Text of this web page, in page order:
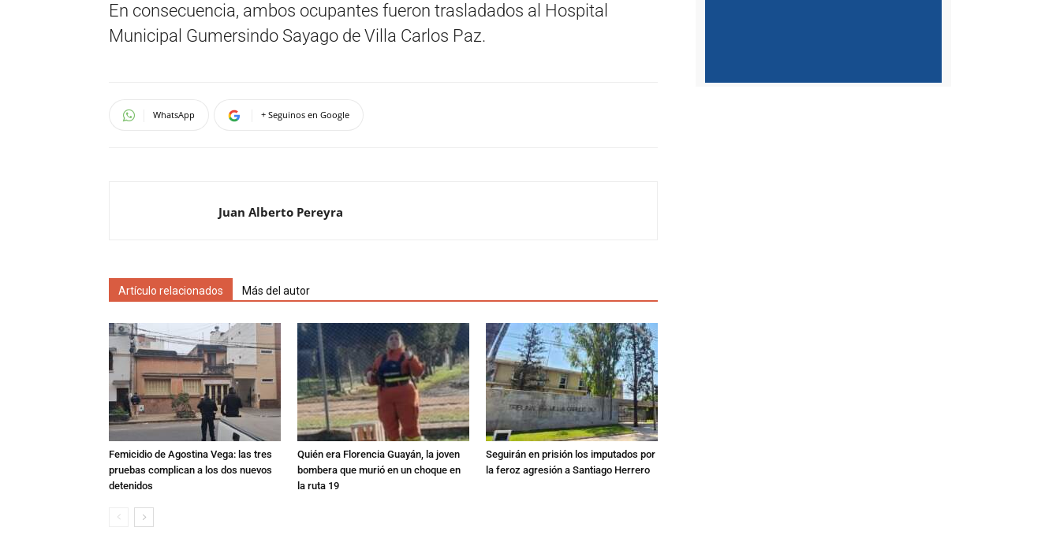
En consecuencia, ambos ocupantes fueron trasladados al Hospital
Municipal Gumersindo Sayago de Villa Carlos Paz.
WhatsApp + Seguinos en Google
Juan Alberto Pereyra
Artículo relacionados Más del autor
Femicidio de Agostina Vega: las tres
pruebas complican a los dos nuevos
detenidos
Quién era Florencia Guayán, la joven
bombera que murió en un choque en
la ruta 19
Seguirán en prisión los imputados por
la feroz agresión a Santiago Herrero